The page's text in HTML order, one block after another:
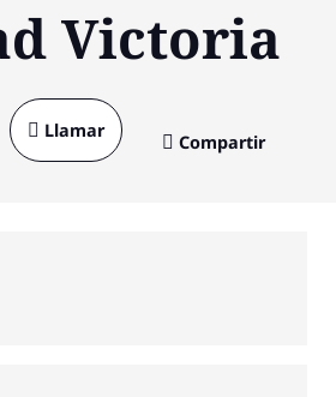
Victoria
Llamar
Compartir